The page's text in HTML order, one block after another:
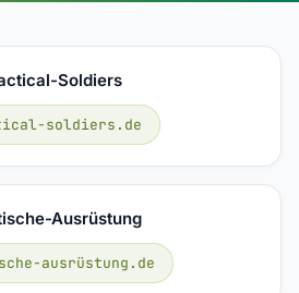
Soldiers
soldiers.de
Ausrüstung
ausrüstung.de